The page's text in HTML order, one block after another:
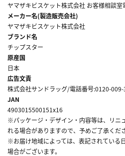
ヤマザキビスケット株式会社 お客様相談
メーカー名(製造販売会社)
ヤマザキビスケット株式会社
ブランド名
チップスター
原産国
日本
広告文責
株式会社サンドラッグ/電話番号:0120-009-
JAN
4903015500151x16
※パッケージ・デザイン・内容等は、リニ
れる場合がありますので、予めご了承くださ
※お届け地域によっては、表記されている
場合がございます。